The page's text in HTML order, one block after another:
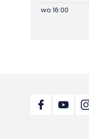
wo 16:00